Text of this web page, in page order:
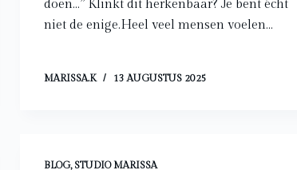
doen…” Klinkt dit herkenbaar? Je bent écht
niet de enige.Heel veel mensen voelen…
MARISSA.K 13 AUGUSTUS 2025
BLOG, STUDIO MARISSA